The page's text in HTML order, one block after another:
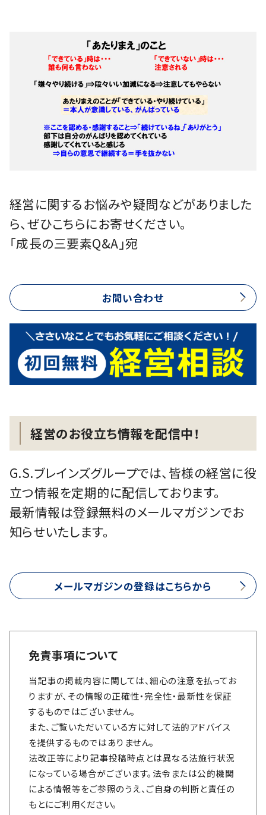
経営に関するお悩みや疑問などがありました
ら、ぜひこちらにお寄せください。
「成長の三要素Q&A」宛
お問い合わせ
経営のお役立ち情報を配信中！
G.S.ブレインズグループでは、皆様の経営に役
立つ情報を定期的に配信しております。
最新情報は登録無料のメールマガジンでお
知らせいたします。
メールマガジンの登録はこちらから
免責事項について
当記事の掲載内容に関しては、細心の注意を払ってお
りますが、その情報の正確性・完全性・最新性を保証
するものではございません。
また、ご覧いただいている方に対して法的アドバイス
を提供するものではありません。
法改正等により記事投稿時点とは異なる法施行状況
になっている場合がございます。法令または公的機関
による情報等をご参照のうえ、ご自身の判断と責任の
もとにご利用ください。